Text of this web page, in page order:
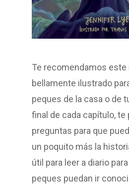
Te recomendamos este
bellamente ilustrado
peques de la casa o de
final de cada capítulo, te
preguntas para que
un poquito más la
útil para leer a diario
peques puedan ir